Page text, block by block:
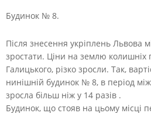
Будинок № 8.
Після знесення укріплень Львова
зростати. Ціни на землю колишніх
Галицького, різко зросли. Так,
нинішній будинок № 8, в період
зросла більш ніж у 14 разів .
Будинок, що стояв на цьому місці